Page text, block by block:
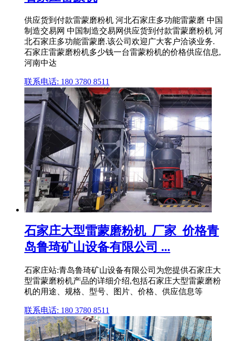
供应货到付款雷蒙磨粉机 河北石家庄多功能雷蒙磨 中国
制造交易网 中国制造交易网供应货到付款雷蒙磨粉机 河
北石家庄多功能雷蒙磨.该公司欢迎广大客户洽谈业务.
石家庄雷蒙磨粉机多少钱一台雷蒙粉机的价格供应信息,
河南中达
联系电话: 180 3780 8511
石家庄大型雷蒙磨粉机_厂家_价格青
岛鲁琦矿山设备有限公司 ...
石家庄站:青岛鲁琦矿山设备有限公司为您提供石家庄大
型雷蒙磨粉机产品的详细介绍,包括石家庄大型雷蒙磨粉
机的用途、规格、型号、图片、价格、供应信息等
联系电话: 180 3780 8511